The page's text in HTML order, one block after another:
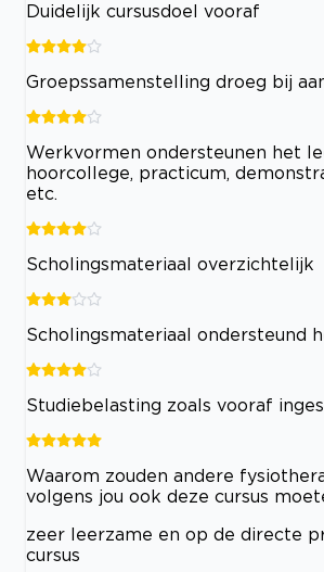
Duidelijk cursusdoel vooraf
Groepssamenstelling droeg bij
Werkvormen ondersteunen het
hoorcollege, practicum,
etc.
Scholingsmateriaal overzichtelijk
Scholingsmateriaal ondersteund
Studiebelasting zoals vooraf
Waarom zouden andere
volgens jou ook deze cursus
zeer leerzame en op de directe
cursus